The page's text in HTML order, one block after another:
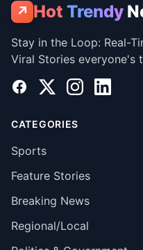
↗ Hot Trendy
Stay in the Loop: Real-
Viral Stories everyone's
Facebook
X InstagramLinkedIn
CATEGORIES
Sports
Feature Stories
Breaking News
Regional/Local